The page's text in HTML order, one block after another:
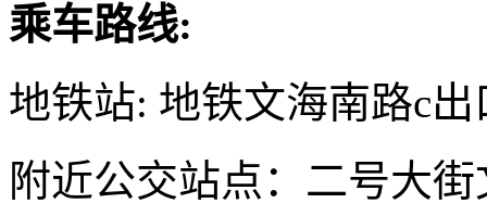
乘车路线:
地铁站: 地铁文海南路c出
附近公交站点：二号大